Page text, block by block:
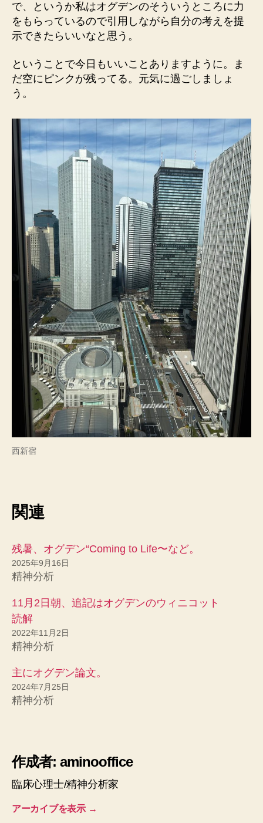
で、というか私はオグデンのそういうところに力
をもらっているので引用しながら自分の考えを提
示できたらいいなと思う。
ということで今日もいいことありますように。ま
だ空にピンクが残ってる。元気に過ごしましょ
う。
西新宿
関連
残暑、オグデン“Coming to Life〜など。
2025年9月16日
精神分析
11月2日朝、追記はオグデンのウィニコット
読解
2022年11月2日
精神分析
主にオグデン論文。
2024年7月25日
精神分析
作成者: aminooffice
臨床心理士/精神分析家
アーカイブを表示 →